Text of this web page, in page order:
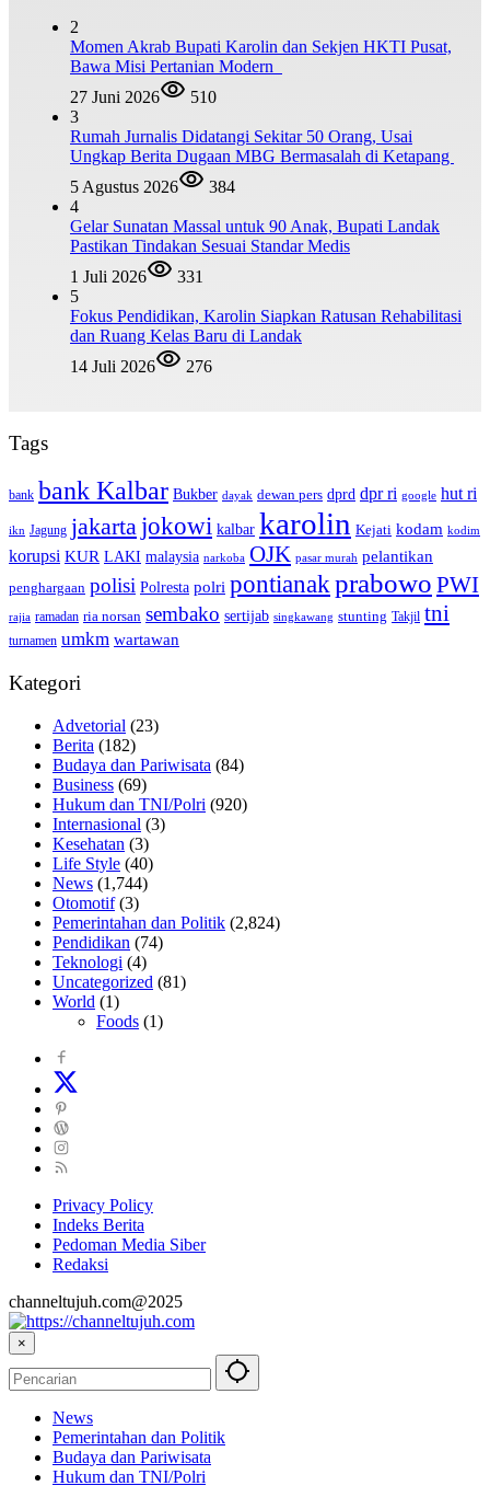
2
Momen Akrab Bupati Karolin dan Sekjen HKTI Pusat,
Bawa Misi Pertanian Modern
27 Juni 2026
510
3
Rumah Jurnalis Didatangi Sekitar 50 Orang, Usai
Ungkap Berita Dugaan MBG Bermasalah di Ketapang
5 Agustus 2026
384
4
Gelar Sunatan Massal untuk 90 Anak, Bupati Landak
Pastikan Tindakan Sesuai Standar Medis
1 Juli 2026
331
5
Fokus Pendidikan, Karolin Siapkan Ratusan Rehabilitasi
dan Ruang Kelas Baru di Landak
14 Juli 2026
276
Tags
bank bank Kalbar Bukber dayak dewan pers dprd dpr ri google hut ri
ikn Jagung jakarta jokowi kalbar karolin Kejati kodam kodim
korupsi KUR LAKI malaysia narkoba OJK pasar murah pelantikan
penghargaan polisi Polresta polri pontianakprabowo PWI
rajia ramadan ria norsan sembako sertijab singkawang stunting Takjil tni
turnamen umkm wartawan
Kategori
Advetorial (23)
Berita (182)
Budaya dan Pariwisata (84)
Business (69)
Hukum dan TNI/Polri (920)
Internasional (3)
Kesehatan (3)
Life Style (40)
News (1,744)
Otomotif(3)
Pemerintahan dan Politik (2,824)
Pendidikan (74)
Teknologi (4)
Uncategorized (81)
World (1)
Foods (1)
Privacy Policy
Indeks Berita
Pedoman Media Siber
Redaksi
channeltujuh.com@2025
×
News
Pemerintahan dan Politik
Budaya dan Pariwisata
Hukum dan TNI/Polri